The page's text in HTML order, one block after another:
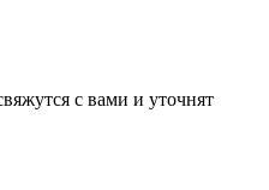
с вами и уточнят